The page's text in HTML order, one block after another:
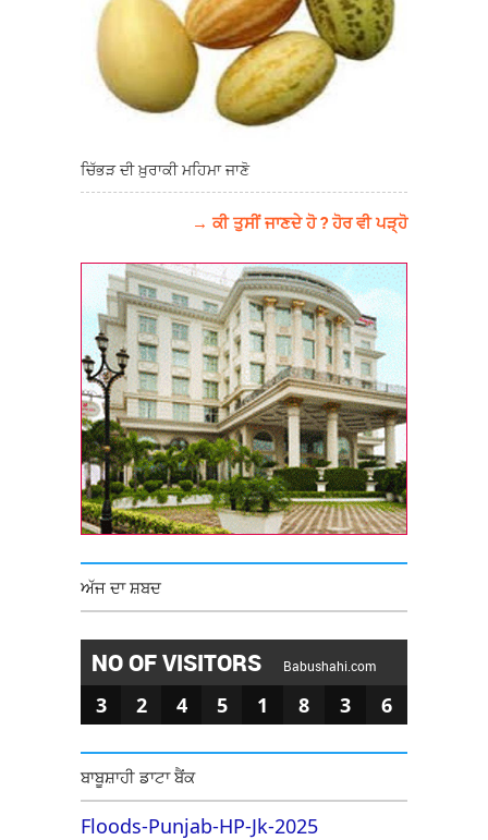
ਚਿੱਭੜ ਦੀ ਖ਼ੁਰਾਕੀ ਮਹਿਮਾ ਜਾਣੋ
→ ਕੀ ਤੁਸੀਂ ਜਾਣਦੇ ਹੋ ? ਹੋਰ ਵੀ ਪੜ੍ਹੋ
ਅੱਜ ਦਾ ਸ਼ਬਦ
NO OF VISITORS Babushahi.com
3 2 4 5 1 8 3 6
ਬਾਬੂਸ਼ਾਹੀ ਡਾਟਾ ਬੈਂਕ
Floods-Punjab-HP-Jk-2025